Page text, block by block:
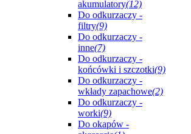
akumulatory(12)
Do odkurzaczy -
filtry(9)
Do odkurzaczy -
inne(7)
Do odkurzaczy -
końcówki i szczotki(9)
Do odkurzaczy -
wkłady zapachowe(2)
Do odkurzaczy -
worki(9)
Do okapów -